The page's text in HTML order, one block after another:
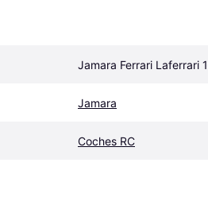
Jamara Ferrari Laferrari
Jamara
Coches RC